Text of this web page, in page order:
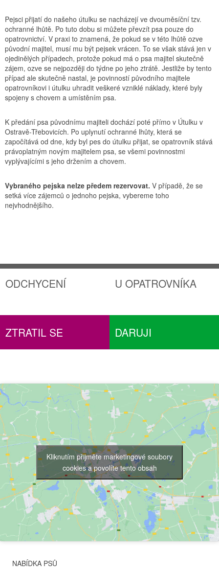
Pejsci přijatí do našeho útulku se nacházejí ve dvouměsíční tzv.
ochranné lhůtě. Po tuto dobu si můžete převzít psa pouze do
opatrovnictví. V praxi to znamená, že pokud se v této lhůtě ozve
původní majitel, musí mu být pejsek vrácen. To se však stává jen v
ojedinělých případech, protože pokud má o psa majitel skutečně
zájem, ozve se nejpozději do týdne po jeho ztrátě. Jestliže by tento
případ ale skutečně nastal, je povinností původního majitele
opatrovníkovi i útulku uhradit veškeré vzniklé náklady, které byly
spojeny s chovem a umístěním psa.
K předání psa původnímu majiteli dochází poté přímo v Útulku v
Ostravě-Třebovicích. Po uplynutí ochranné lhůty, která se
započítává od dne, kdy byl pes do útulku přijat, se opatrovník stává
právoplatným novým majitelem psa, se všemi povinnostmi
vyplývajícími s jeho držením a chovem.
Vybraného pejska nelze předem rezervovat. V případě, že se
setká více zájemců o jednoho pejska, vybereme toho
nejvhodnějšího.
ODCHYCENÍ U OPATROVNÍKA
ZTRATIL SE DARUJI
Kliknutím přijměte marketingové soubory
cookies a povolíte tento obsah
NABÍDKA PSŮ